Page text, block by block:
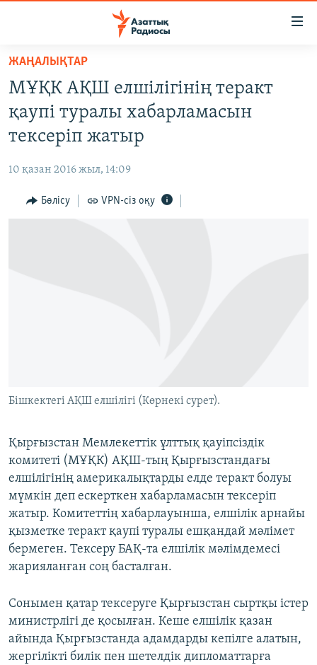
Skip
main
content
main
to
САЯСАТ
AZATTYQTV
АДАМ ҚҰҚЫҚТАРЫ
ӘЛЕУМЕТ
Басқа тілдерде
ЖАҢАЛЫҚТАР
МҰҚК АҚШ елшілігінің теракт
қаупі туралы хабарламасын
тексеріп жатыр
10 қазан 2016 жыл, 14:09
Бөлісу VPN-сіз оқу
Бішкектегі АҚШ елшілігі (Көрнекі сурет).
Қырғызстан Мемлекеттік ұлттық қауіпсіздік
комитеті (МҰҚК) АҚШ-тың Қырғызстандағы
елшілігінің америкалықтарды елде теракт болуы
мүмкін деп ескерткен хабарламасын тексеріп
жатыр. Комитеттің хабарлауынша, елшілік арнайы
қызметке теракт қаупі туралы ешқандай мәлімет
бермеген. Тексеру БАҚ-та елшілік мәлімдемесі
жарияланған соң басталған.
Сонымен қатар тексеруге Қырғызстан сыртқы істер
министрлігі де қосылған. Кеше елшілік қазан
айында Қырғызстанда адамдарды кепілге алатын,
жергілікті билік пен шетелдік дипломаттарға